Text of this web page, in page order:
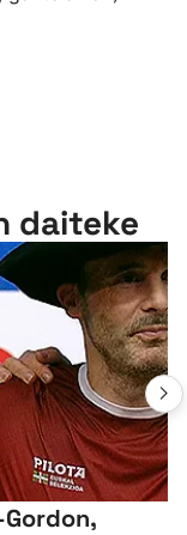
daiteke